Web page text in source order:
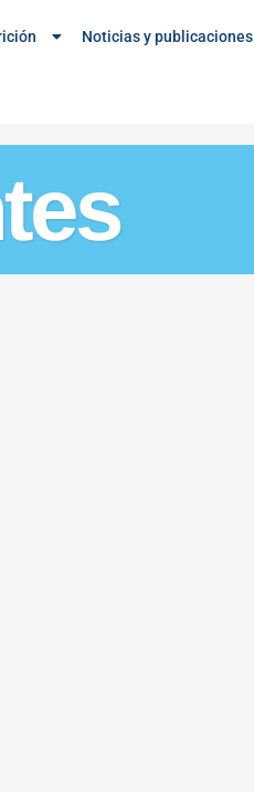
Noticias y publicaciones